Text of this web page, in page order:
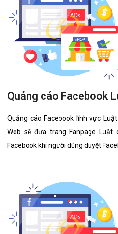
Quảng cáo Facebook
Quảng cáo Facebook lĩnh vực
Web sẽ đưa trang Fanpage
Facebook khi người dùng duyệt